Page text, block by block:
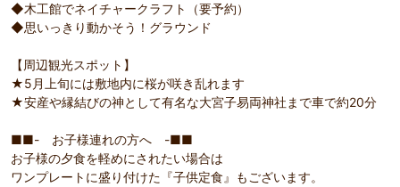
◆木工館でネイチャークラフト（要予約）
◆思いっきり動かそう！グラウンド
【周辺観光スポット】
★5月上旬には敷地内に桜が咲き乱れます
★安産や縁結びの神として有名な大宮子易両神社まで車で約20分
■■- お子様連れの方へ -■■
お子様の夕食を軽めにされたい場合は
ワンプレートに盛り付けた『子供定食』もございます。